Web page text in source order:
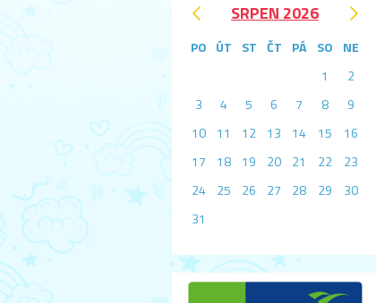
SRPEN 2026
PO ÚT ST ČT PÁ SO
NE
1
2
3
4 5 6 7 8
9
10
11 12 13 14 15
16
17
18 19 20 21 22
23
24
25 26 27 28 29
30
31